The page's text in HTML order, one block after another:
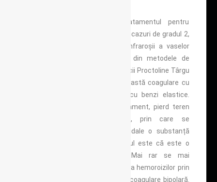
Altă metodă folosită în tratamentul pentru
hemoroizi de gradul 1 și în unele cazuri de gradul 2,
este fotocoagularea cu raze infraroșii a vaselor
dilatate care la fel este una din metodele de
tratament folosite în cadrul clinicii Proctoline Târgu
Mureș. Adesea se asociază această coagulare cu
raze și cu metoda de legare cu benzi elastice.
Datorită noilor metode de tratament, pierd teren
tratamentele prin sclerozare, prin care se
injectează înpachetele hemoroidale o substanță
care îi micșorează. Dezavantajul este că este o
procedură foarte dureroasă. Mai rar se mai
folosesc metodele de înghețare a hemoroizilor prin
crioterapie și metoda de electrocoagulare bipolară.